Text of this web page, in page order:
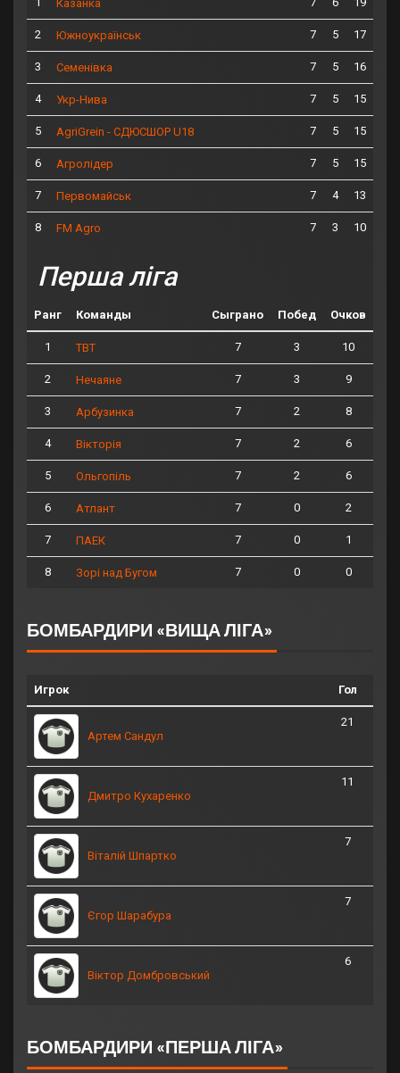
Казанка
2 Южноукраїнськ 7 5 17
3 Семенівка 7 5 16
4 Укр-Нива 7 5 15
5 AgriGrein - СДЮСШОР U18 7 5 15
6 Агролідер 7 5 15
7 Первомайськ 7 4 13
8 FM Agro 7 3 10
Перша ліга
Ранг Команды Сыграно Побед Очков
1 ТВТ 7 3 10
2 Нечаяне 7 3 9
3 Арбузинка 7 2 8
4 Вікторія 7 2 6
5 Ольгопіль 7 2 6
6 Атлант 7 0 2
7 ПАЕК 7 0 1
8 Зорі над Бугом 7 0 0
БОМБАРДИРИ «ВИЩА ЛІГА»
Игрок Гол
Артем Сандул
21
Дмитро Кухаренко
11
Віталій Шпартко
7
Єгор Шарабура
7
Віктор Домбровський
6
БОМБАРДИРИ «ПЕРША ЛІГА»